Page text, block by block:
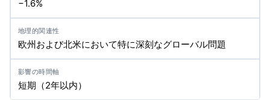
−1.6%
欧州および北米において特に深刻なグローバル問題
短期（2年以内）